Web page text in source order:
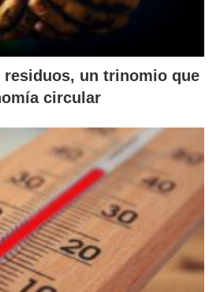
residuos, un trinomio que
circular